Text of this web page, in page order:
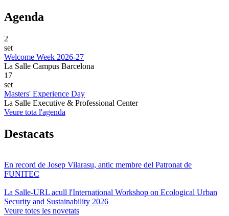
Agenda
2
set
Welcome Week 2026-27
La Salle Campus Barcelona
17
set
Masters' Experience Day
La Salle Executive & Professional Center
Veure tota l'agenda
Destacats
En record de Josep Vilarasu, antic membre del Patronat de
FUNITEC
La Salle-URL acull l'International Workshop on Ecological Urban
Security and Sustainability 2026
Veure totes les novetats